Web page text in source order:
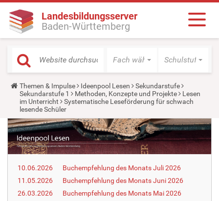
Landesbildungsserver
Baden-Württemberg
Fach wählen Schulstufe
Y
o
u
a
r
e
h
e
r
e
Themen & Impulse Ideenpool Lesen
Sekundarstufe
Sekundarstufe 1
Methoden, Konzepte und Projekte
Lesen
im Unterricht
Systematische Leseförderung für schwach
lesende Schüler
10.06.2026
Buchempfehlung des Monats Juli 2026
11.05.2026
Buchempfehlung des Monats Juni 2026
26.03.2026
Buchempfehlung des Monats Mai 2026